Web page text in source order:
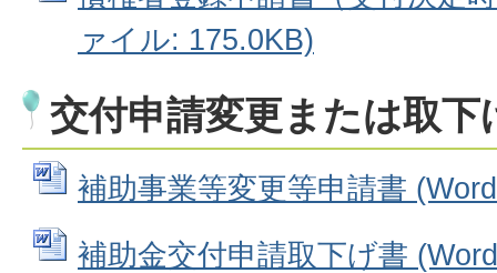
ァイル: 175.0KB)
交付申請変更または取下
補助事業等変更等申請書
補助金交付申請取下げ書